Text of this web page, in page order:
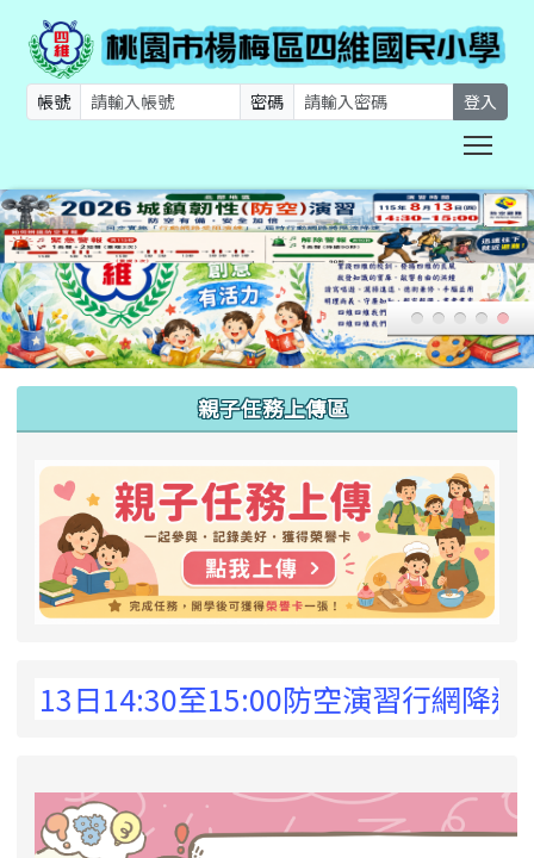
帳號 密碼 登入
親子任務上傳區
至15:00防空演習行網降速演練，